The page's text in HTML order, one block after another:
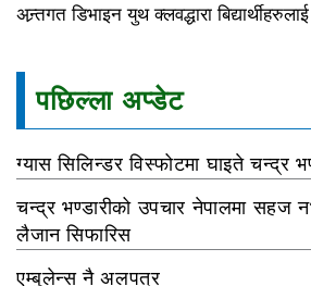
अन्र्तगत डिभाइन युथ क्लवद्धारा बिद्यार्थीहरुलाई
पछिल्ला अप्डेट
ग्यास सिलिन्डर विस्फोटमा घाइते चन्द्र
चन्द्र भण्डारीको उपचार नेपालमा सहज
लैजान सिफारिस
एम्बुलेन्स नै अलपत्र